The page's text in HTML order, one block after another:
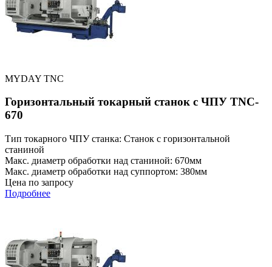
MYDAY TNC
Горизонтальный токарный станок с ЧПУ TNC-
670
Тип токарного ЧПУ станка: Станок с горизонтальной
станиной
Макс. диаметр обработки над станиной: 670мм
Макс. диаметр обработки над суппортом: 380мм
Цена по запросу
Подробнее